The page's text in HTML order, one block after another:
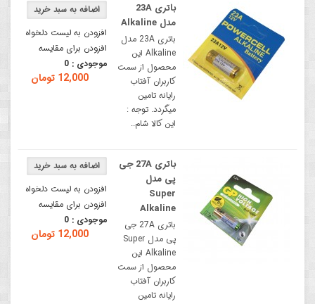
افزودن به لیست دلخواه
افزودن برای مقایسه
موجودی : 0
12,000 تومان
باتری 23A
مدل Alkaline
باتری 23A مدل
Alkaline این
محصول از سمت
کاربران آفتاب
رایانه تامین
میگردد. توجه :
این کالا شام..
افزودن به لیست دلخواه
افزودن برای مقایسه
موجودی : 0
12,000 تومان
باتری 27A جی
پی مدل
Super
Alkaline
باتری 27A جی
پی مدل Super
Alkaline این
محصول از سمت
کاربران آفتاب
رایانه تامین